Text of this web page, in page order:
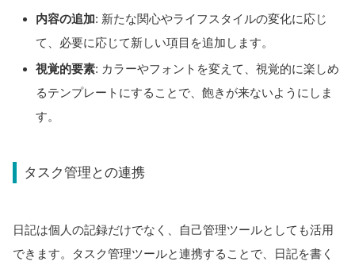
内容の追加: 新たな関心やライフスタイルの変化に応じ
て、必要に応じて新しい項目を追加します。
視覚的要素: カラーやフォントを変えて、視覚的に楽しめ
るテンプレートにすることで、飽きが来ないようにしま
す。
タスク管理との連携
日記は個人の記録だけでなく、自己管理ツールとしても活用
できます。タスク管理ツールと連携することで、日記を書く